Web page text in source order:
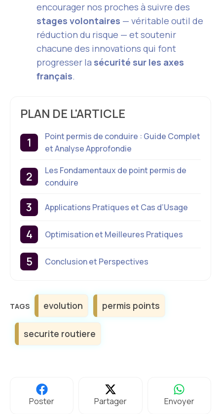
encourager nos proches à suivre des
stages volontaires — véritable outil de
réduction du risque — et soutenir
chacune des innovations qui font
progresser la sécurité sur les axes
français.
PLAN DE L'ARTICLE
Point permis de conduire : Guide Complet
et Analyse Approfondie
Les Fondamentaux de point permis de
conduire
Applications Pratiques et Cas d’Usage
Optimisation et Meilleures Pratiques
Conclusion et Perspectives
Étiquettes
evolution permis points
securite routiere
Poster Partager Envoyer